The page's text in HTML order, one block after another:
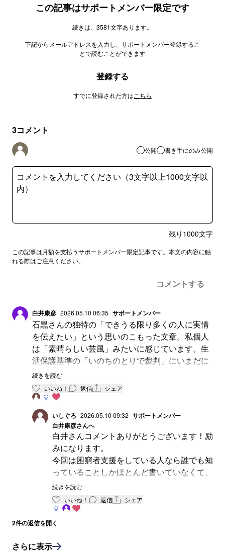
この記事はサポートメンバー限定です
続きは、3581文字あります。
下記からメールアドレスを入力し、サポートメンバー登録するこ
とで読むことができます
登録する
すでに登録された方は こちら
3コメント
公開 書き手にのみ公開
残り 1000文字
この記事は月額を支払うサポートメンバー限定記事です。本文の内容に触
れる際はご注意ください。
コメントする
白井康彦 2026.05.10 06:35 サポートメンバー
石黒さんの独特の「できうる限り多くの人に実情
を伝えたい」という思いのこもった文章。私個人
は「素晴らしい芸風」みたいに感じています。生
活保護基準の「いのちのとりで裁判」にいまだに
没頭しているのが私。裁判の原告側の人たちの間
で「できうる限り多くの人に実情を伝えたい」と
考えて文章表現をしている人は、かなりの少数
派。多くの人が難しいと感じる言葉を使ってしま
う人が多い。石黒さんのような気持ちで文章表現
する人の「比率の低さ」に今も苦しんでいます。
続きを読む
いいね！
返信 シェア
いしぐろ 2026.05.10 09:32 サポートメンバー
白井康彦さんへ
白井さんコメントありがとうございます！励
みになります。
今回は困窮者支援をしている人なら誰でも知
っていることしかほとんど書いていなくて、
当たり前のことしか書いてないじゃん、なに
も新しいこと書いてないじゃん？とささやく
もう一人の自分と戦いながら書きました。笑
究していくことはからきしできないのです
続きを読む
いいね！
返信 シェア
2件の返信を開く
さらに表示